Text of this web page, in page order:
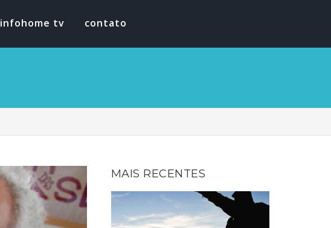
infohome tv contato
MAIS RECENTES